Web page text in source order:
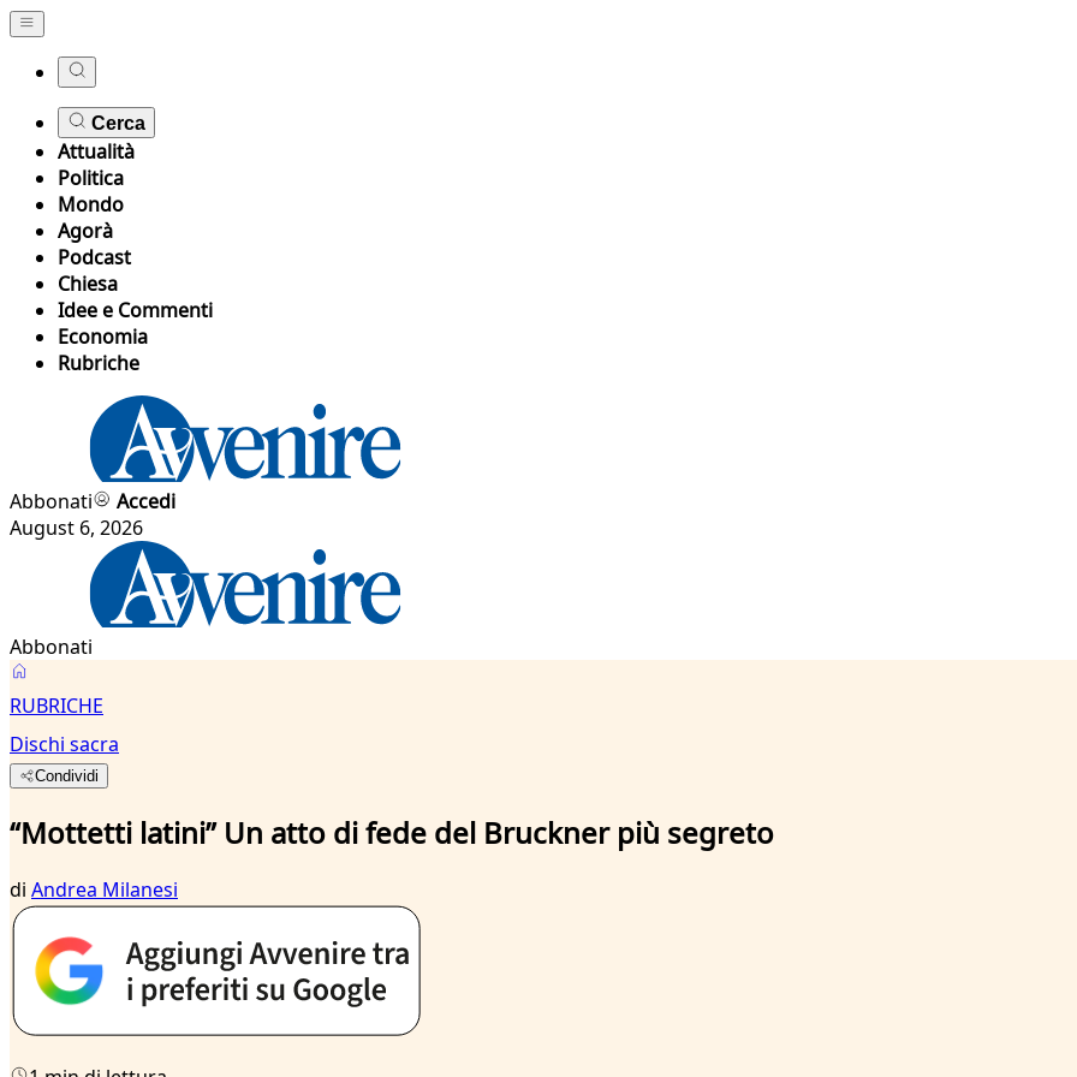
Cerca
Attualità
Politica
Mondo
Agorà
Podcast
Chiesa
Idee e Commenti
Economia
Rubriche
Abbonati
Accedi
August 6, 2026
Abbonati
RUBRICHE
Dischi sacra
Condividi
“Mottetti latini” Un atto di fede del Bruckner più segreto
di Andrea Milanesi